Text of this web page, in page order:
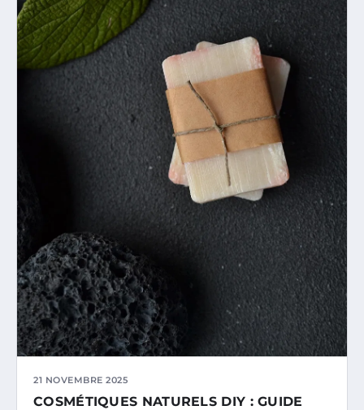
21 NOVEMBRE 2025
COSMÉTIQUES NATURELS DIY : GUIDE